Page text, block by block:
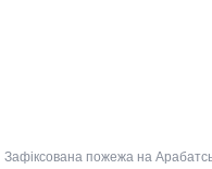
Зафіксована пожежа на